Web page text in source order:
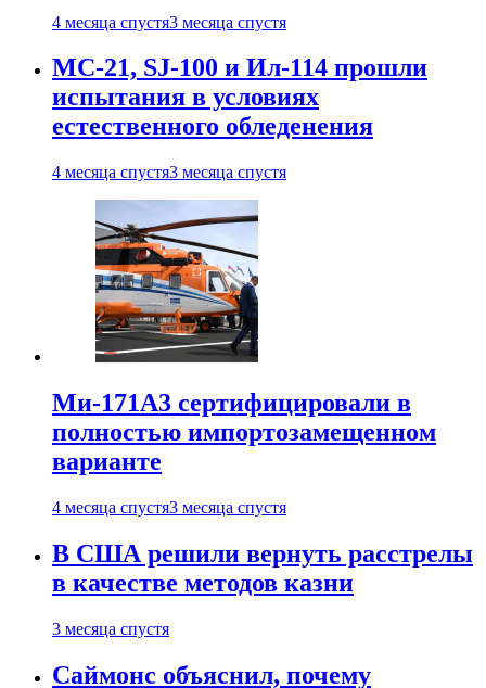
4 месяца спустя3 месяца спустя
МС-21, SJ-100 и Ил-114 прошли
испытания в условиях
естественного обледенения
4 месяца спустя3 месяца спустя
Ми-171А3 сертифицировали в
полностью импортозамещенном
варианте
4 месяца спустя3 месяца спустя
В США решили вернуть расстрелы
в качестве методов казни
3 месяца спустя
Саймонс объяснил, почему